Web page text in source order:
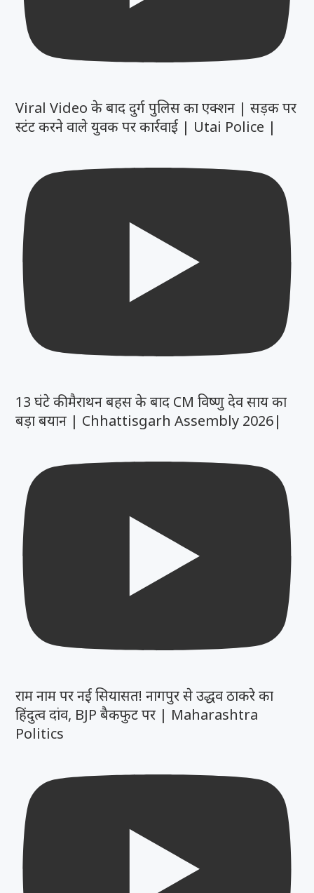
Viral Video के बाद दुर्ग पुलिस का एक्शन | सड़क पर
स्टंट करने वाले युवक पर कार्रवाई | Utai Police |
13 घंटे की मैराथन बहस के बाद CM विष्णु देव साय का
बड़ा बयान | Chhattisgarh Assembly 2026|
राम नाम पर नई सियासत! नागपुर से उद्धव ठाकरे का
हिंदुत्व दांव, BJP बैकफुट पर | Maharashtra
Politics